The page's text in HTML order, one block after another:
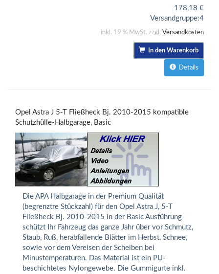
178,18 €
Versandgruppe:4
inkl. 19 % MwSt. zzgl. Versandkosten
In den Warenkorb
Details
Opel Astra J 5-T Fließheck Bj. 2010-2015 kompatible
Schutzhülle-Halbgarage, Basic
Die APA Halbgarage in der Premium Qualität
(begrenztre Stückzahl) für den Opel Astra J, 5-T
Fließheck Bj. 2010-2015 in der Basic Ausführung
schützt Ihr Fahrzeug das ganze Jahr über vor Schmutz,
Staub, Ruß, herabfallende Blätter im Herbst, Schnee,
sowie vor dem Vereisen der Scheiben bei
Minustemperaturen. Das Material ist ein PU-
beschichtetes Nylongewebe. Die Gummigurte inkl.